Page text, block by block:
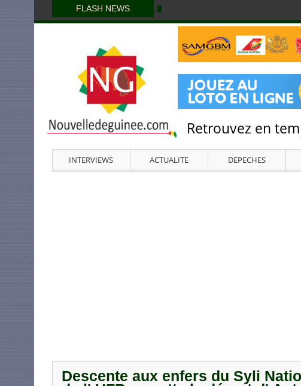
FLASH NEWS
Retrouvez en
INTERVIEWS ACTUALITE DEPECHES
Descente aux enfers du Syli